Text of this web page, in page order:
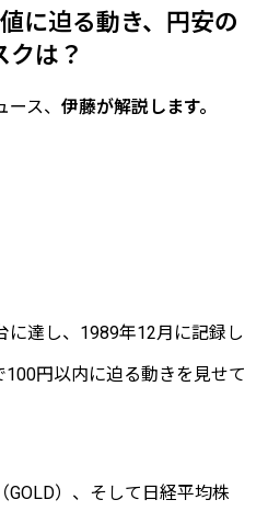
に迫る動き、円安の
クは？
ス、 伊藤が解説します。
に達し、1989年12月に記録し
100円以内に迫る動きを見せて
GOLD）、そして日経平均株